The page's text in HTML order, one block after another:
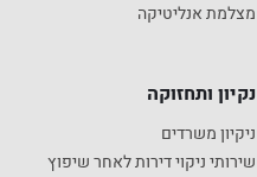
מצלמת אנליטיקה
נקיון ותחזוקה
ניקיון משרדים
שירותי ניקוי דירות לאחר שיפוץ